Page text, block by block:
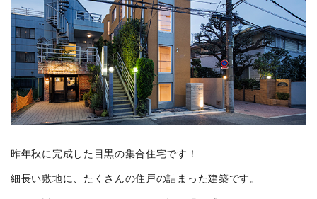
柴又の家 (2)
上連雀の家 (1)
東久留米の社屋ビル (5)
東五反田の集合住宅 (2)
勝どきの集合住宅 (3)
矢来町の集合住宅 (2)
吉祥寺東町の庵 (6)
森下の集合住宅 (6)
昨年秋に完成した目黒の集合住宅です！
細長い敷地に、たくさんの住戸の詰まった建築です。